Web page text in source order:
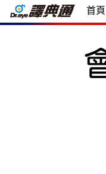
首頁